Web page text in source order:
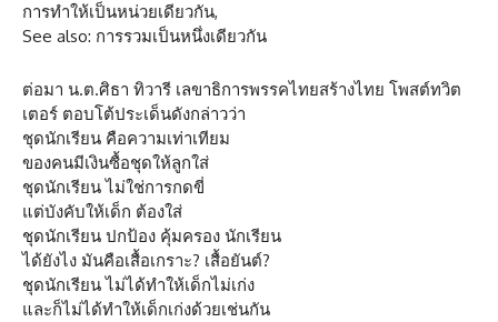
การทำให้เป็นหน่วยเดียวกัน,
See also: การรวมเป็นหนึ่งเดียวกัน
ต่อมา น.ต.ศิธา ทิวารี เลขาธิการพรรคไทยสร้างไทย โพสต์ทวิต
เตอร์ ตอบโต้ประเด็นดังกล่าวว่า
ชุดนักเรียน คือความเท่าเทียม
ของคนมีเงินซื้อชุดให้ลูกใส่
ชุดนักเรียน ไม่ใช่การกดขี่
แต่บังคับให้เด็ก ต้องใส่
ชุดนักเรียน ปกป้อง คุ้มครอง นักเรียน
ได้ยังไง มันคือเสื้อเกราะ? เสื้อยันต์?
ชุดนักเรียน ไม่ได้ทำให้เด็กไม่เก่ง
และก็ไม่ได้ทำให้เด็กเก่งด้วยเช่นกัน